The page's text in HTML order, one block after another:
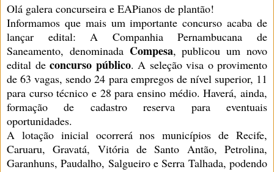
Olá galera concurseira e EAPianos de plantão!
Informamos que mais um importante concurso acaba de
lançar edital: A Companhia Pernambucana de
Saneamento, denominada Compesa, publicou um novo
edital de concurso público. A seleção visa o provimento
de 63 vagas, sendo 24 para empregos de nível superior, 11
para curso técnico e 28 para ensino médio. Haverá, ainda,
formação de cadastro reserva para eventuais
oportunidades.
A lotação inicial ocorrerá nos municípios de Recife,
Caruaru, Gravatá, Vitória de Santo Antão, Petrolina,
Garanhuns, Paudalho, Salgueiro e Serra Talhada, podendo